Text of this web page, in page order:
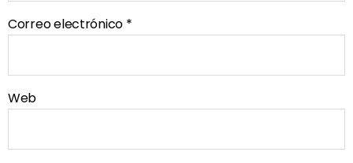
Correo electrónico *
Web